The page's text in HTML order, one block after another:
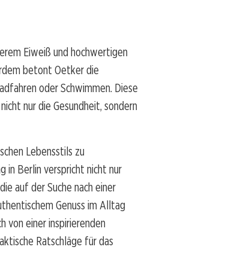
Eiweiß und hochwertigen
betont Oetker die
oder Schwimmen. Diese
nur die Gesundheit, sondern
Lebensstils zu
in Berlin verspricht nicht nur
auf der Suche nach einer
Genuss im Alltag
von einer inspirierenden
Ratschläge für das